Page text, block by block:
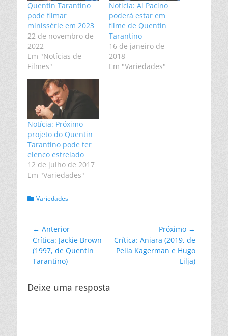
Quentin Tarantino
pode filmar
minissérie em 2023
22 de novembro de
2022
Em "Notícias de
Filmes"
Noticia: Al Pacino
poderá estar em
filme de Quentin
Tarantino
16 de janeiro de
2018
Em "Variedades"
Notícia: Próximo
projeto do Quentin
Tarantino pode ter
elenco estrelado
12 de julho de 2017
Em "Variedades"
Categorias:
Variedades
Navegação
de
Post
← Anterior
Post
anterior:
Crítica: Jackie Brown
(1997, de Quentin
Tarantino)
Próximo →
Próximo
post:
Crítica: Aniara (2019, de
Pella Kagerman e Hugo
Lilja)
Deixe uma resposta